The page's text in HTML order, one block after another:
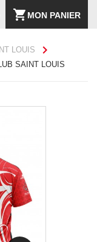
shopping_cart MON PANIER
LOUIS chevron_right
SAINT LOUIS